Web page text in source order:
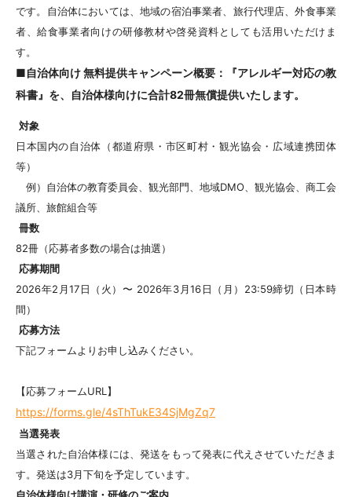
です。自治体においては、地域の宿泊事業者、旅行代理店、外食事業
者、給食事業者向けの研修教材や啓発資料としても活用いただけま
す。
■自治体向け 無料提供キャンペーン概要：『アレルギー対応の教
科書』を、自治体様向けに合計82冊無償提供いたします。
対象
日本国内の自治体（都道府県・市区町村・観光協会・広域連携団体
等）
例）自治体の教育委員会、観光部門、地域DMO、観光協会、商工会
議所、旅館組合等
冊数
82冊（応募者多数の場合は抽選）
応募期間
2026年2月17日（火）〜 2026年3月16日（月）23:59締切（日本時
間）
応募方法
下記フォームよりお申し込みください。
【応募フォームURL】
https://forms.gle/4sThTukE34SjMgZq7
当選発表
当選された自治体様には、発送をもって発表に代えさせていただきま
す。発送は3月下旬を予定しています。